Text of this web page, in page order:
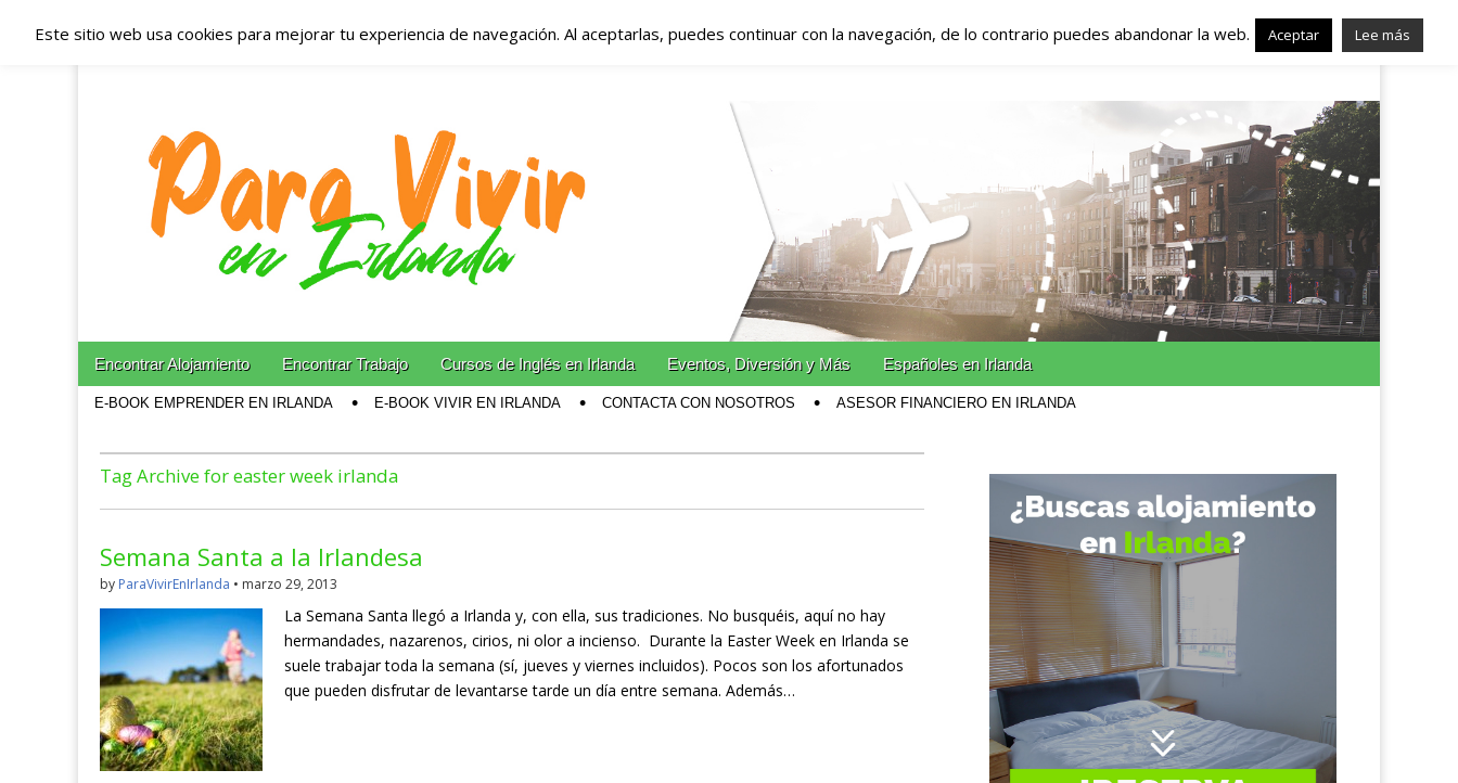
Españoles en Irlanda – Vivir en Irlanda – Trabajo en
Irlanda – Alojamiento en Irlanda
Blog dedicado a los que viven, estudian y trabajan en Irlanda!
Main menu
Skip to content
Encontrar Alojamiento Encontrar Trabajo Cursos de Inglés en Irlanda Eventos, Diversión y Más Españoles en Irlanda
E-BOOK EMPRENDER EN IRLANDA E-BOOK VIVIR EN IRLANDA CONTACTA CON NOSOTROS ASESOR FINANCIERO EN IRLANDA
Tag Archive for easter week irlanda
Semana Santa a la Irlandesa
by ParaVivirEnIrlanda • marzo 29, 2013
La Semana Santa llegó a Irlanda y, con ella, sus tradiciones. No busquéis, aquí no hay
hermandades, nazarenos, cirios, ni olor a incienso. Durante la Easter Week en Irlanda se
suele trabajar toda la semana (sí, jueves y viernes incluidos). Pocos son los afortunados
que pueden disfrutar de levantarse tarde un día entre semana. Además…
Este sitio web usa cookies para mejorar tu experiencia de navegación. Al aceptarlas, puedes continuar con la navegación, de lo contrario puedes abandonar la web. Aceptar Lee más